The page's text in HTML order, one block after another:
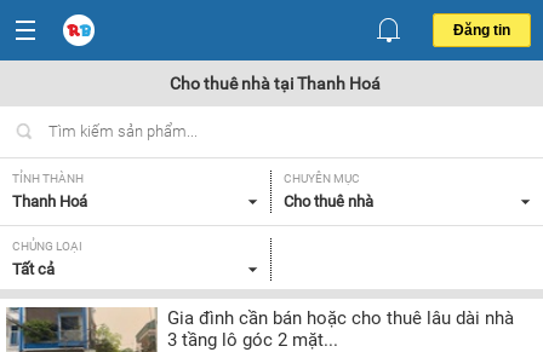
Đăng tin
Cho thuê nhà tại Thanh Hoá
TỈNH THÀNH
Thanh Hoá
CHUYÊN MỤC
Cho thuê nhà
CHỦNG LOẠI
Tất cả
Gia đình cần bán hoặc cho thuê lâu dài nhà
3 tầng lô góc 2 mặt...